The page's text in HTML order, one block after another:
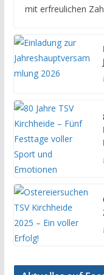
mit erfreulichen